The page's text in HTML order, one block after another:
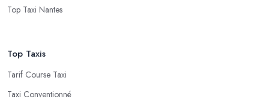
Top Taxi Nantes
Top Taxis
Tarif Course Taxi
Taxi Conventionné